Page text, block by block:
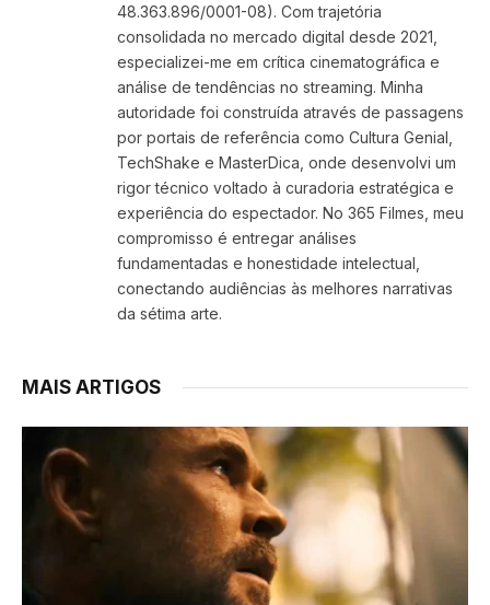
48.363.896/0001-08). Com trajetória
consolidada no mercado digital desde 2021,
especializei-me em crítica cinematográfica e
análise de tendências no streaming. Minha
autoridade foi construída através de passagens
por portais de referência como Cultura Genial,
TechShake e MasterDica, onde desenvolvi um
rigor técnico voltado à curadoria estratégica e
experiência do espectador. No 365 Filmes, meu
compromisso é entregar análises
fundamentadas e honestidade intelectual,
conectando audiências às melhores narrativas
da sétima arte.
MAIS ARTIGOS